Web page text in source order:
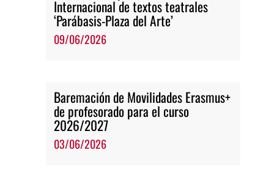
Internacional de textos teatrales
‘Parábasis-Plaza del Arte’
09/06/2026
Baremación de Movilidades Erasmus+
de profesorado para el curso
2026/2027
03/06/2026